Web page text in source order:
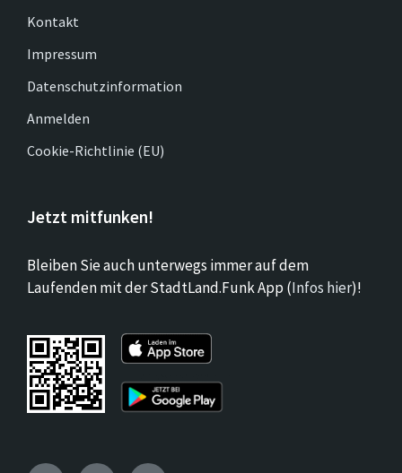
Kontakt
Impressum
Datenschutzinformation
Anmelden
Cookie-Richtlinie (EU)
Jetzt mitfunken!
Bleiben Sie auch unterwegs immer auf dem
Laufenden mit der StadtLand.Funk App (Infos hier)!